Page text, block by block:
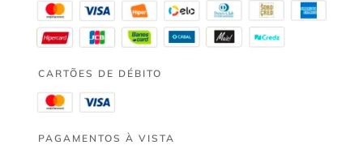
CARTÕES DE DÉBITO
PAGAMENTOS À VISTA